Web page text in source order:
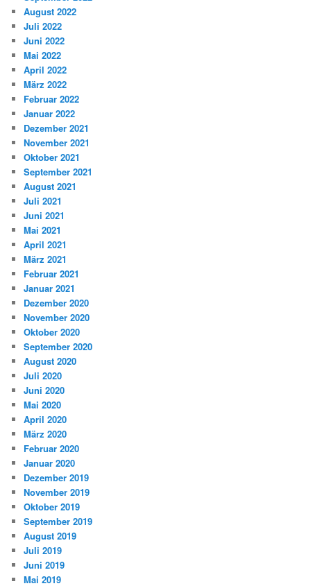
August 2022
Juli 2022
Juni 2022
Mai 2022
April 2022
März 2022
Februar 2022
Januar 2022
Dezember 2021
November 2021
Oktober 2021
September 2021
August 2021
Juli 2021
Juni 2021
Mai 2021
April 2021
März 2021
Februar 2021
Januar 2021
Dezember 2020
November 2020
Oktober 2020
September 2020
August 2020
Juli 2020
Juni 2020
Mai 2020
April 2020
März 2020
Februar 2020
Januar 2020
Dezember 2019
November 2019
Oktober 2019
September 2019
August 2019
Juli 2019
Juni 2019
Mai 2019